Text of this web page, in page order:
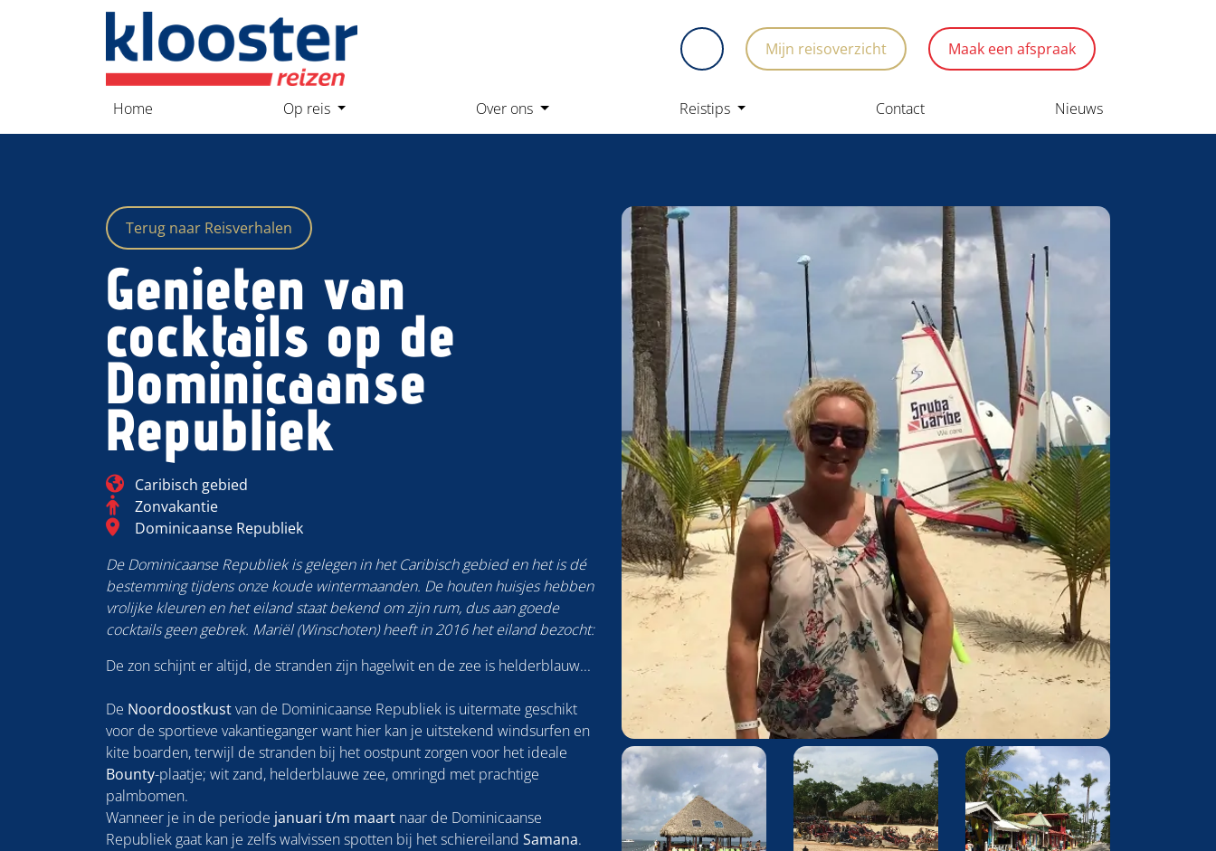
Mijn reisoverzicht
Maak een afspraak
Home Op reis Over ons Reistips Contact Nieuws
Terug naar Reisverhalen
Genieten van
cocktails op de
Dominicaanse
Republiek
Blog_field_Bestemming
Dominicaanse Republiek
Categorie
Zonvakantie
Blog_field_Continent
Caribisch gebied
De Dominicaanse Republiek is gelegen in het Caribisch gebied en het is dé
bestemming tijdens onze koude wintermaanden. De houten huisjes hebben
vrolijke kleuren en het eiland staat bekend om zijn rum, dus aan goede
cocktails geen gebrek. Mariël (Winschoten) heeft in 2016 het eiland bezocht:
De zon schijnt er altijd, de stranden zijn hagelwit en de zee is helderblauw...
De Noordoostkustvan de Dominicaanse Republiek is uitermate geschikt
voor de sportieve vakantieganger want hier kan je uitstekend windsurfen en
kite boarden, terwijl de stranden bij het oostpunt zorgen voor het ideale
Bounty-plaatje; wit zand, helderblauwe zee, omringd met prachtige
palmbomen.
Wanneer je in de periode januari t/m maart naar de Dominicaanse
Republiek gaat kan je zelfs walvissen spotten bij het schiereiland Samana.
Foto
album
overslaan